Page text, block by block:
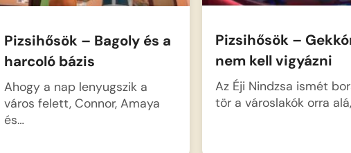
Pizsihősök – Bagoly és a
harcoló bázis
Ahogy a nap lenyugszik a
város felett, Connor, Amaya
és…
Pizsihősök –
nem kell vigyázni
Az Éji Nindzsa ismét
tör a városlakók orra